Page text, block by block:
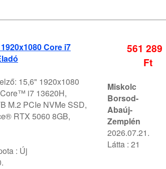
Core i7
15,6" 1920x1080
i7 13620H,
M.2 PCIe NVMe SSD,
RTX 5060 8GB,
: Új
561 289
Ft
Miskolc
Borsod-
Abaúj-
Zemplén
2026.07.21.
Látta : 21